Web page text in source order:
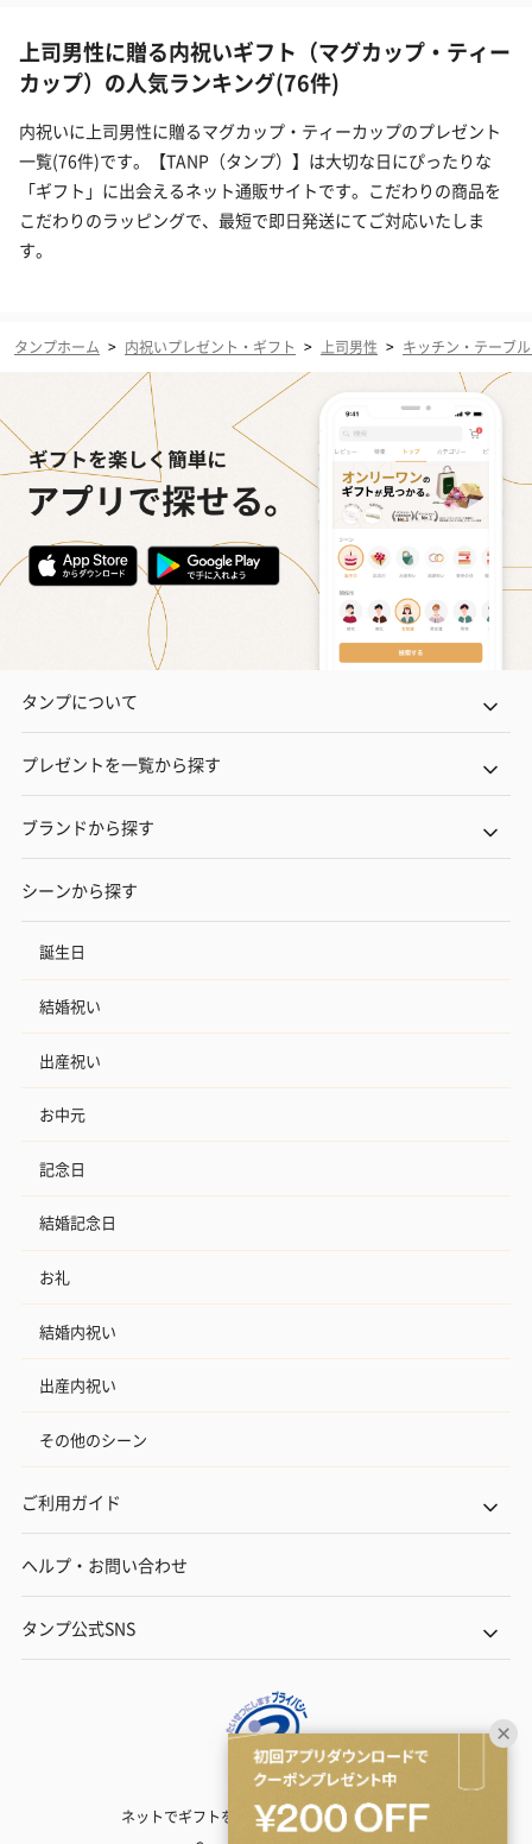
上司男性に贈る内祝いギフト（マグカップ・ティー
カップ）の人気ランキング(76件)
内祝いに上司男性に贈るマグカップ・ティーカップのプレゼント
一覧(76件)です。【TANP（タンプ）】は大切な日にぴったりな
「ギフト」に出会えるネット通販サイトです。こだわりの商品を
こだわりのラッピングで、最短で即日発送にてご対応いたしま
す。
タンプホーム > 内祝いプレゼント・ギフト > 上司男性 > キッチン・テーブ
タンプについて
プレゼントを一覧から探す
ブランドから探す
シーンから探す
誕生日
結婚祝い
出産祝い
お中元
記念日
結婚記念日
お礼
結婚内祝い
出産内祝い
その他のシーン
ご利用ガイド
ヘルプ・お問い合わせ
タンプ公式SNS
ネットでギフトを贈るなら | TANP（タンプ）